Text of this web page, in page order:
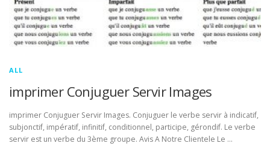
ALL
imprimer Conjuguer Servir Images
imprimer Conjuguer Servir Images. Conjuguer le verbe servir à indicatif,
subjonctif, impératif, infinitif, conditionnel, participe, gérondif. Le verbe
servir est un verbe du 3ème groupe. Avis A Notre Clientele Le …